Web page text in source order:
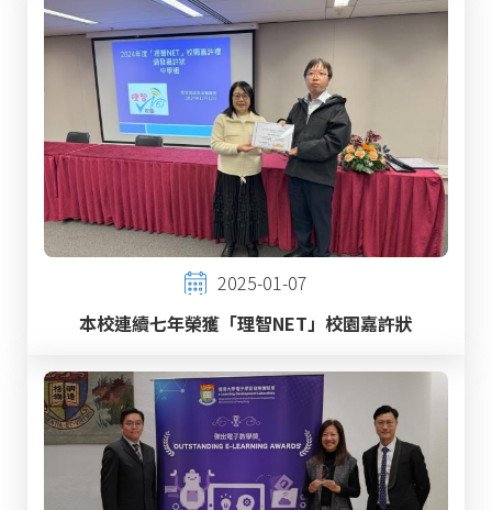
2025-01-07
本校連續七年榮獲「理智NET」校園嘉許狀